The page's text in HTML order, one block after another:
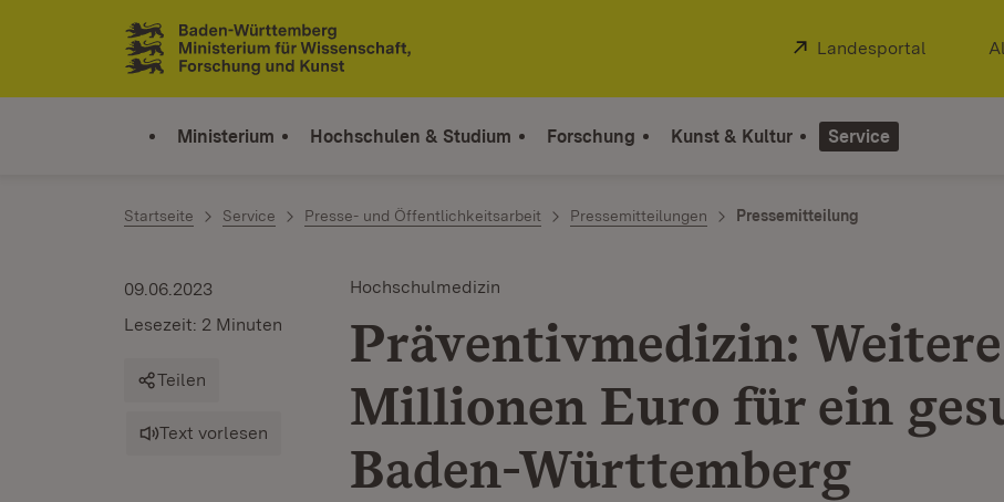
Zum Inhalt springen
Link zur Startseite
Extern:
Landesportal (Öffnet
Ministerium Hochschulen & Studium Forschung Kunst & Kultur Service
Startseite Service Presse- und Öffentlichkeitsarbeit Pressemitteilungen Pressemitteilung
Hochschulmedizin
Präventivmedizin:
Millionen Euro für ein
Baden-Württemberg
09.06.2023
Lesezeit: 2 Minuten
Teilen
Text vorlesen